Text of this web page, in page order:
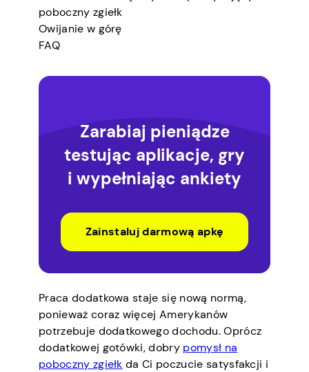
poboczny zgiełk
Owijanie w górę
FAQ
Zarabiaj pieniądze
testując aplikacje, gry
i wypełniając ankiety
Zainstaluj darmową apkę
Praca dodatkowa staje się nową normą,
ponieważ coraz więcej Amerykanów
potrzebuje dodatkowego dochodu. Oprócz
dodatkowej gotówki, dobry pomysł na
poboczny zgiełk da Ci poczucie satysfakcji i